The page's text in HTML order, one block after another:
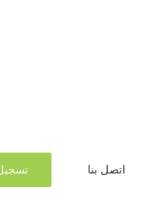
اتصل بنا